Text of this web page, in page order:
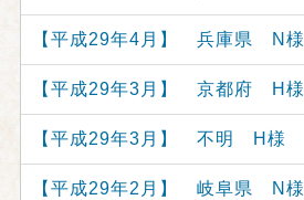
【平成29年4月】 兵庫県 N様
【平成29年3月】 京都府 H様
【平成29年3月】 不明 H様
【平成29年2月】 岐阜県 N様